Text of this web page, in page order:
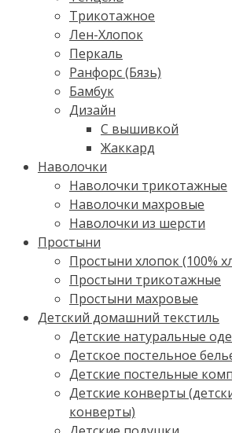
Трикотажное
Лен-Хлопок
Перкаль
Ранфорс (Бязь)
Бамбук
Дизайн
С вышивкой
Жаккард
Наволочки
Наволочки трикотажные
Наволочки махровые
Наволочки из шерсти
Простыни
Простыни хлопок (100%
Простыни трикотажные
Простыни махровые
Детский домашний текстиль
Детские натуральные
Детское постельное
Детские постельные
Детские конверты
конверты)